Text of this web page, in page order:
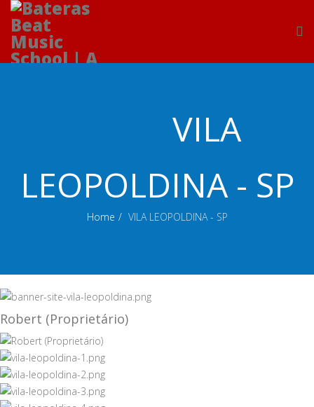
VILA
LEOPOLDINA - SP
Home VILA LEOPOLDINA - SP
Robert (Proprietário)